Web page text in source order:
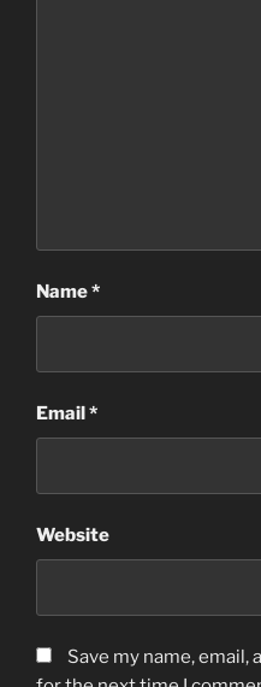
Name*
Email*
Website
Save my name,